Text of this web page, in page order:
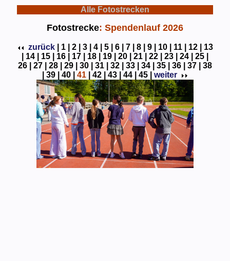
Alle Fotostrecken
Fotostrecke: Spendenlauf 2026
zurück 1 | 2 | 3 | 4 | 5 | 6 | 7 | 8 | 9 | 10 | 11 | 12 |
13
14 | 15 | 16 | 17 | 18 | 19 | 20 | 21 | 22 | 23 | 24 |
25 |
26 |
27 | 28 | 29 | 30 | 31 | 32 | 33 | 34 | 35 | 36 | 37 |
38
39 | 40 | 41 42 | 43 | 44 | 45 | weiter